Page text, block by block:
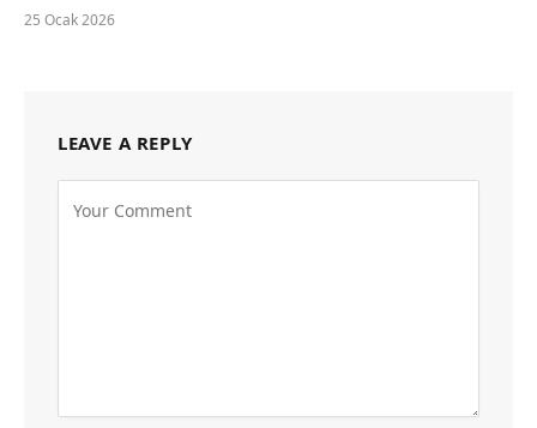
25 Ocak 2026
LEAVE A REPLY